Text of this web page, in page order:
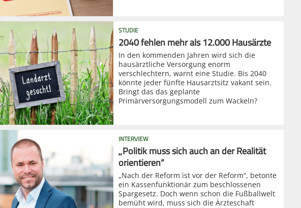
STUDIE
2040 fehlen mehr als 12.000 Hausärzte
In den kommenden Jahren wird sich die
hausärztliche Versorgung enorm
verschlechtern, warnt eine Studie. Bis 2040
könnte jeder fünfte Hausarztsitz vakant sein.
Bringt das das geplante
Primärversorgungsmodell zum Wackeln?
INTERVIEW
„Politik muss sich auch an der Realität
orientieren“
„Nach der Reform ist vor der Reform“, betonte
ein Kassenfunktionär zum beschlossenen
Spargesetz. Doch wenn schon die Fußballwelt
bemüht wird, muss sich die Ärzteschaft